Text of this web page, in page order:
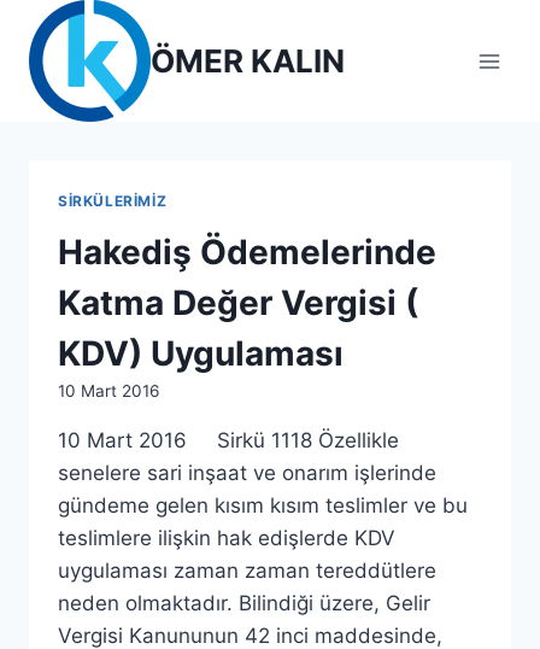
content
ÖMER KALIN
SIRKÜLERIMIZ
Hakediş Ödemelerinde
Katma Değer Vergisi (
KDV) Uygulaması
By
10 Mart 2016
10 Mart 2016 Sirkü 1118 Özellikle
senelere sari inşaat ve onarım işlerinde
gündeme gelen kısım kısım teslimler ve bu
teslimlere ilişkin hak edişlerde KDV
uygulaması zaman zaman tereddütlere
neden olmaktadır. Bilindiği üzere, Gelir
Vergisi Kanununun 42 inci maddesinde,